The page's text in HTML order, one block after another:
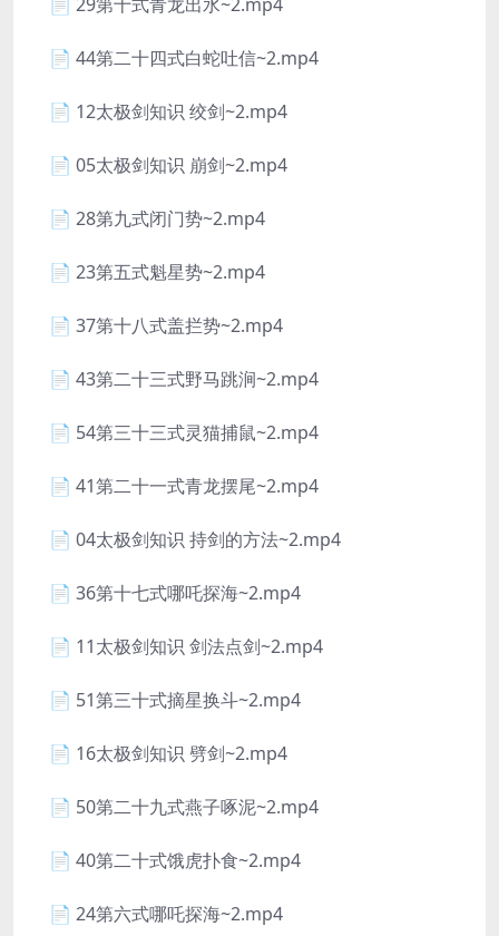
📄 44第二十四式白蛇吐信~2.mp4
📄 12太极剑知识 绞剑~2.mp4
📄 05太极剑知识 崩剑~2.mp4
📄 28第九式闭门势~2.mp4
📄 23第五式魁星势~2.mp4
📄 37第十八式盖拦势~2.mp4
📄 43第二十三式野马跳涧~2.mp4
📄 54第三十三式灵猫捕鼠~2.mp4
📄 41第二十一式青龙摆尾~2.mp4
📄 04太极剑知识 持剑的方法~2.mp4
📄 36第十七式哪吒探海~2.mp4
📄 11太极剑知识 剑法点剑~2.mp4
📄 51第三十式摘星换斗~2.mp4
📄 16太极剑知识 劈剑~2.mp4
📄 50第二十九式燕子啄泥~2.mp4
📄 40第二十式饿虎扑食~2.mp4
📄 24第六式哪吒探海~2.mp4